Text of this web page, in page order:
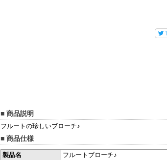
■ 商品説明
フルートの珍しいブローチ♪
■ 商品仕様
製品名
フルートブローチ♪